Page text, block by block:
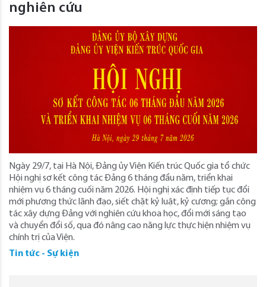
nghiên cứu
Ngày 29/7, tại Hà Nội, Đảng ủy Viện Kiến trúc Quốc gia tổ chức
Hội nghị sơ kết công tác Đảng 6 tháng đầu năm, triển khai
nhiệm vụ 6 tháng cuối năm 2026. Hội nghị xác định tiếp tục đổi
mới phương thức lãnh đạo, siết chặt kỷ luật, kỷ cương; gắn công
tác xây dựng Đảng với nghiên cứu khoa học, đổi mới sáng tạo
và chuyển đổi số, qua đó nâng cao năng lực thực hiện nhiệm vụ
chính trị của Viện.
Tin tức - Sự kiện